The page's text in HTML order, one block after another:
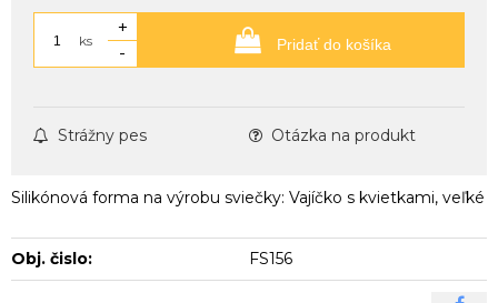
ks
+
-
Pridať do košíka
Strážny pes Otázka na produkt
Silikónová forma na výrobu sviečky: Vajíčko s kvietkami, veľké
Obj. čislo: FS156